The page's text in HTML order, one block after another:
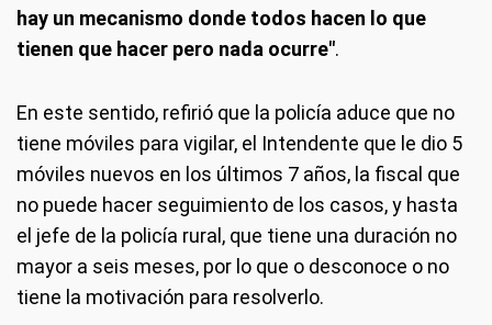
hay un mecanismo donde todos hacen lo que
tienen que hacer pero nada ocurre".
En este sentido, refirió que la policía aduce que no
tiene móviles para vigilar, el Intendente que le dio 5
móviles nuevos en los últimos 7 años, la fiscal que
no puede hacer seguimiento de los casos, y hasta
el jefe de la policía rural, que tiene una duración no
mayor a seis meses, por lo que o desconoce o no
tiene la motivación para resolverlo.